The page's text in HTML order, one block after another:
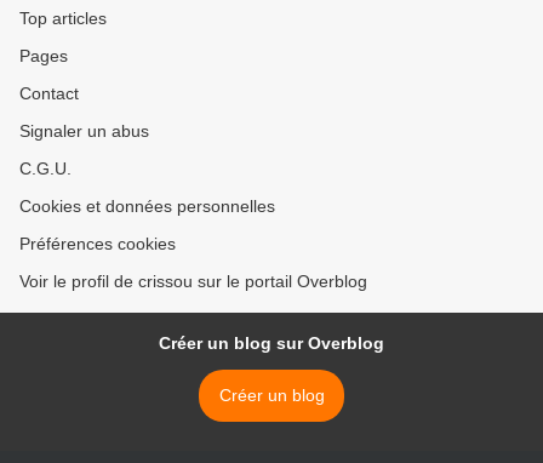
Top articles
Pages
Contact
Signaler un abus
C.G.U.
Cookies et données personnelles
Préférences cookies
Voir le profil de crissou sur le portail Overblog
Créer un blog sur Overblog
Créer un blog